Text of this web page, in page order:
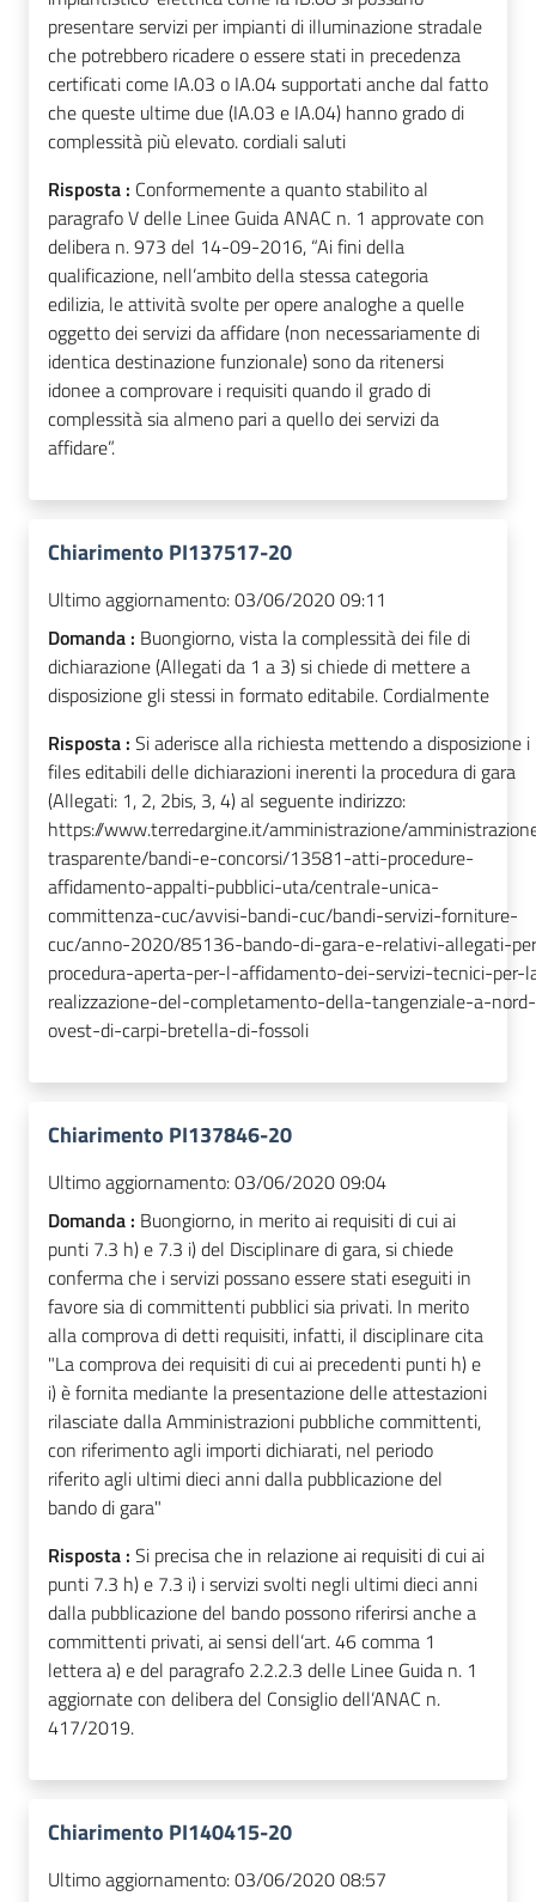
presentare servizi per impianti di illuminazione stradale
che potrebbero ricadere o essere stati in precedenza
certificati come IA.03 o IA.04 supportati anche dal fatto
che queste ultime due (IA.03 e IA.04) hanno grado di
complessità più elevato. cordiali saluti
Risposta : Conformemente a quanto stabilito al
paragrafo V delle Linee Guida ANAC n. 1 approvate con
delibera n. 973 del 14-09-2016, “Ai fini della
qualificazione, nell’ambito della stessa categoria
edilizia, le attività svolte per opere analoghe a quelle
oggetto dei servizi da affidare (non necessariamente di
identica destinazione funzionale) sono da ritenersi
idonee a comprovare i requisiti quando il grado di
complessità sia almeno pari a quello dei servizi da
affidare”.
Chiarimento PI137517-20
Ultimo aggiornamento:03/06/2020 09:11
Domanda : Buongiorno, vista la complessità dei file di
dichiarazione (Allegati da 1 a 3) si chiede di mettere a
disposizione gli stessi in formato editabile. Cordialmente
Risposta : Si aderisce alla richiesta mettendo a disposizione i
files editabili delle dichiarazioni inerenti la procedura di gara
(Allegati: 1, 2, 2bis, 3, 4) al seguente indirizzo:
https://www.terredargine.it/amministrazione/
trasparente/bandi-e-concorsi/13581-atti-procedure-
affidamento-appalti-pubblici-uta/centrale-unica-
committenza-cuc/avvisi-bandi-cuc/bandi-servizi-forniture-
cuc/anno-2020/85136-bando-di-gara-e-relativi-allegati-
procedura-aperta-per-l-affidamento-dei-servizi-tecnici-per-
realizzazione-del-completamento-della-tangenziale-a-nord-
ovest-di-carpi-bretella-di-fossoli
Chiarimento PI137846-20
Ultimo aggiornamento:03/06/2020 09:04
Domanda : Buongiorno, in merito ai requisiti di cui ai
punti 7.3 h) e 7.3 i) del Disciplinare di gara, si chiede
conferma che i servizi possano essere stati eseguiti in
favore sia di committenti pubblici sia privati. In merito
alla comprova di detti requisiti, infatti, il disciplinare cita
"La comprova dei requisiti di cui ai precedenti punti h) e
i) è fornita mediante la presentazione delle attestazioni
rilasciate dalla Amministrazioni pubbliche committenti,
con riferimento agli importi dichiarati, nel periodo
riferito agli ultimi dieci anni dalla pubblicazione del
bando di gara"
Risposta : Si precisa che in relazione ai requisiti di cui ai
punti 7.3 h) e 7.3 i) i servizi svolti negli ultimi dieci anni
dalla pubblicazione del bando possono riferirsi anche a
committenti privati, ai sensi dell’art. 46 comma 1
lettera a) e del paragrafo 2.2.2.3 delle Linee Guida n. 1
aggiornate con delibera del Consiglio dell’ANAC n.
417/2019.
Chiarimento PI140415-20
Ultimo aggiornamento:03/06/2020 08:57